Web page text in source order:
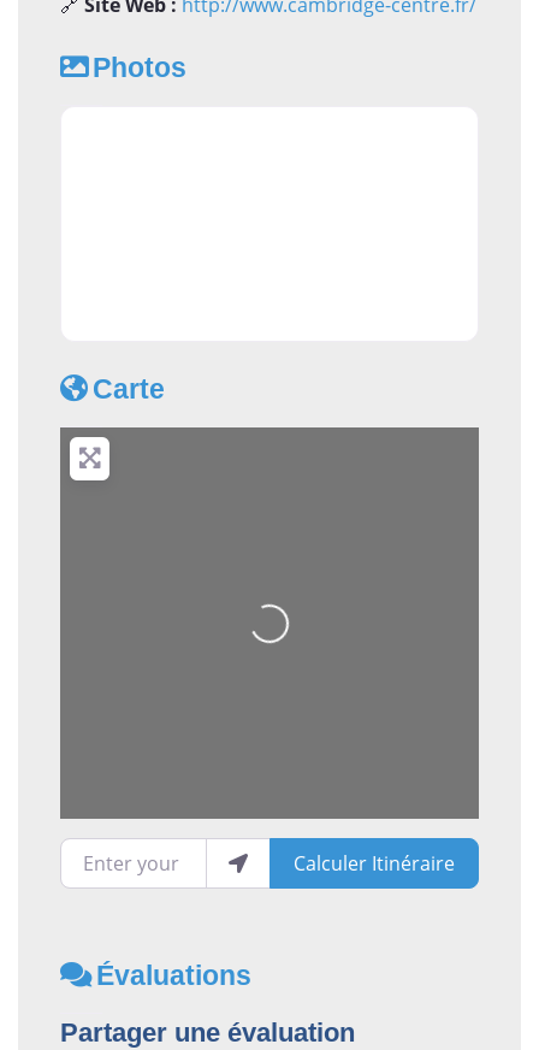
Photos
Carte
Loading...
Enter your location Calculer Itinéraire
Évaluations
Partager une évaluation